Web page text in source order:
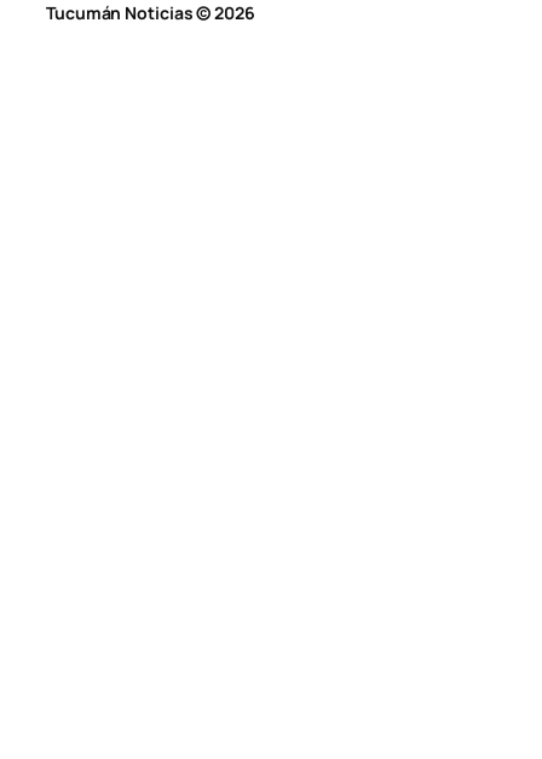
Tucumán Noticias © 2026